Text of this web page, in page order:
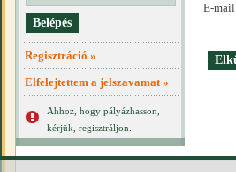
Regisztráció »
Elfelejtettem a jelszavamat »
Ahhoz, hogy pályázhasson,
kérjük, regisztráljon.
E-